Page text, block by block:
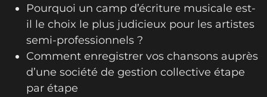
Pourquoi un camp d’écriture musicale est-
il le choix le plus judicieux pour les artistes
semi-professionnels ?
Comment enregistrer vos chansons auprès
d’une société de gestion collective étape
par étape